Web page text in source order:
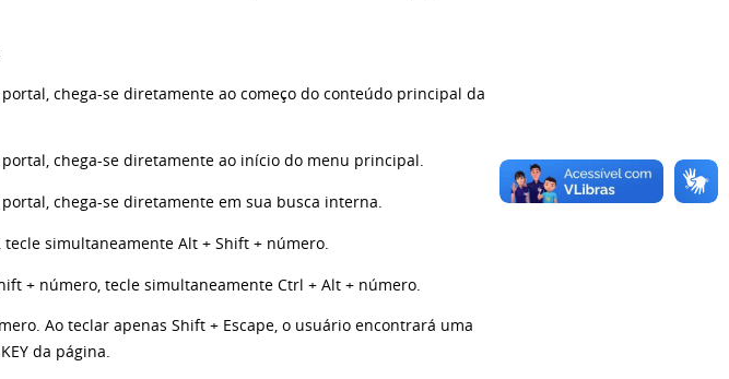
chega-se diretamente ao começo do conteúdo principal da
chega-se diretamente ao início do menu principal.
chega-se diretamente em sua busca interna.
tecle simultaneamente Alt + Shift + número.
+ número, tecle simultaneamente Ctrl + Alt + número.
Ao teclar apenas Shift + Escape, o usuário encontrará uma
da página.